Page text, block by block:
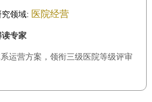
究领域: 医院经营
读专家
运营方案，领衔三级医院等级评审